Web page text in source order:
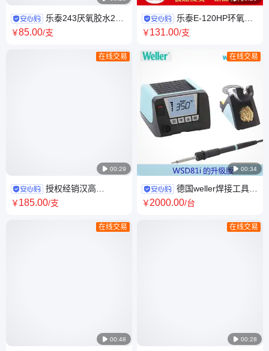
乐泰243厌氧胶水242
防松241 222 263螺丝277金属
￥85.00/支
 00:29
在线交易
授权经销汉高
LOCTITE/乐泰4011 粘接器械
￥185.00/支
 00:48
在线交易
乐泰E-120HP环氧结
构胶可粘接塑料、金属等通用
￥131.00/支
 00:34
在线交易
德国weller焊接工具
WT1014低功率性价比高焊台
￥2000.00/台
 00:28
在线交易